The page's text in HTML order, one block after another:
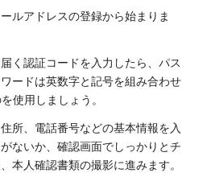
ルアドレスの登録から始まりま
く認証コードを入力したら、パス
ードは英数字と記号を組み合わせ
使用しましょう。
所、電話番号などの基本情報を入
ないか、確認画面でしっかりとチ
本人確認書類の撮影に進みます。